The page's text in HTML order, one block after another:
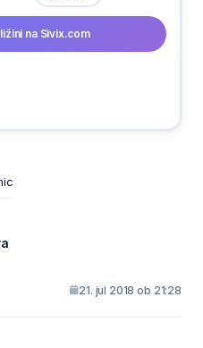
na Sivix.com
21. jul 2018 ob 21:28